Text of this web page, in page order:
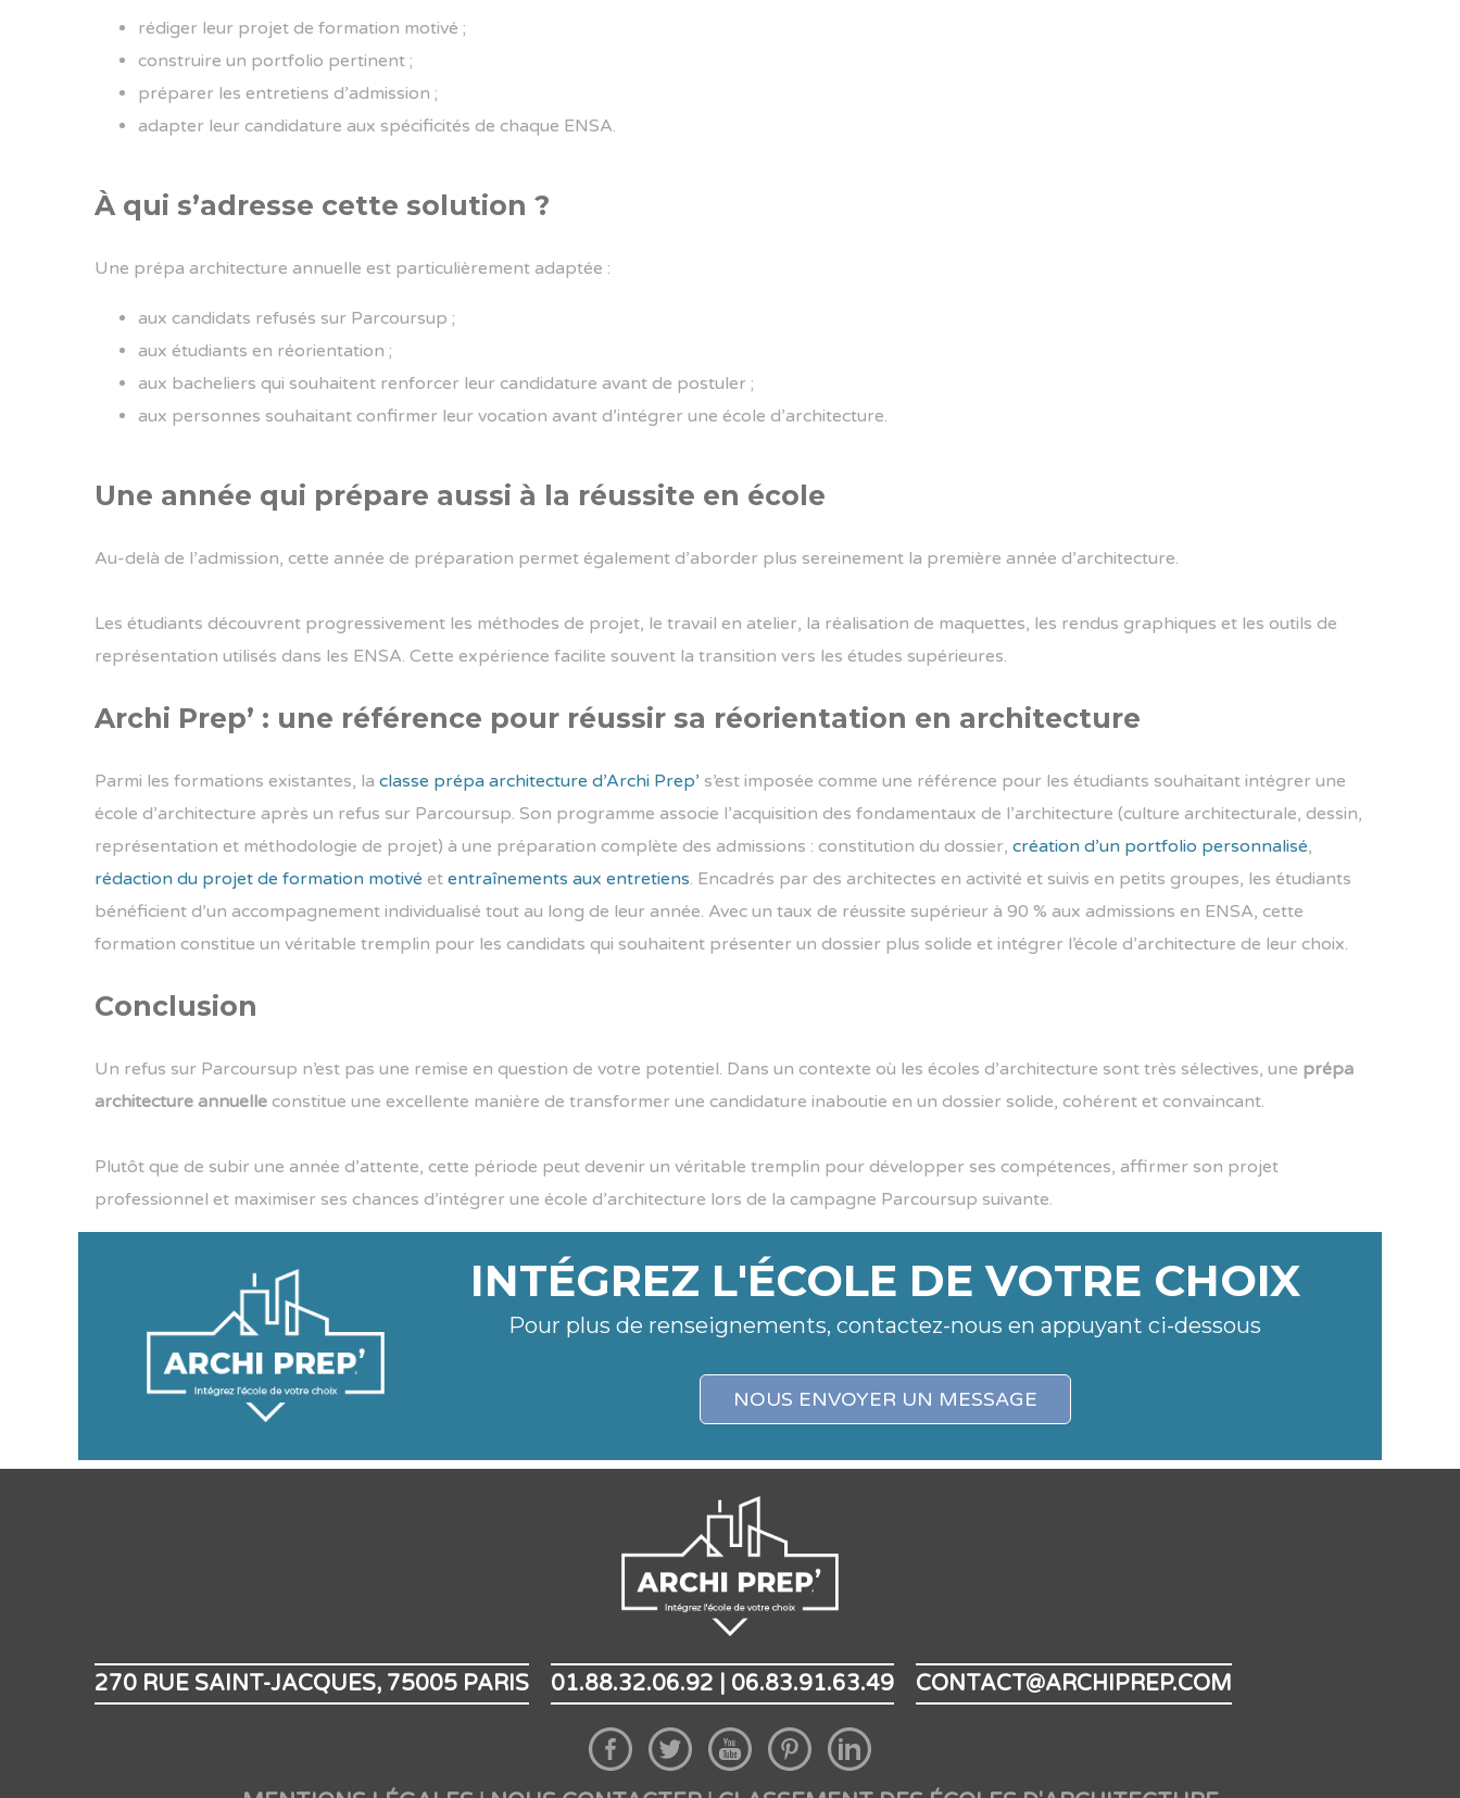
rédiger leur projet de formation motivé ;
construire un portfolio pertinent ;
préparer les entretiens d’admission ;
adapter leur candidature aux spécificités de chaque ENSA.
À qui s’adresse cette solution ?
Une prépa architecture annuelle est particulièrement adaptée :
aux candidats refusés sur Parcoursup ;
aux étudiants en réorientation ;
aux bacheliers qui souhaitent renforcer leur candidature avant de postuler ;
aux personnes souhaitant confirmer leur vocation avant d’intégrer une école d’architecture.
Une année qui prépare aussi à la réussite en école
Au-delà de l’admission, cette année de préparation permet également d’aborder plus sereinement la première année d’architecture.
Les étudiants découvrent progressivement les méthodes de projet, le travail en atelier, la réalisation de maquettes, les rendus graphiques et les outils de
représentation utilisés dans les ENSA. Cette expérience facilite souvent la transition vers les études supérieures.
Archi Prep’ : une référence pour réussir sa réorientation en architecture
Parmi les formations existantes, la classe prépa architecture d’Archi Prep’ s’est imposée comme une référence pour les étudiants souhaitant intégrer une
école d’architecture après un refus sur Parcoursup. Son programme associe l’acquisition des fondamentaux de l’architecture (culture architecturale, dessin,
représentation et méthodologie de projet) à une préparation complète des admissions : constitution du dossier, création d’un portfolio personnalisé,
rédaction du projet de formation motivé et entraînements aux entretiens. Encadrés par des architectes en activité et suivis en petits groupes, les étudiants
bénéficient d’un accompagnement individualisé tout au long de leur année. Avec un taux de réussite supérieur à 90 % aux admissions en ENSA, cette
formation constitue un véritable tremplin pour les candidats qui souhaitent présenter un dossier plus solide et intégrer l’école d’architecture de leur choix.
Conclusion
Un refus sur Parcoursup n’est pas une remise en question de votre potentiel. Dans un contexte où les écoles d’architecture sont très sélectives, une prépa
architecture annuelle constitue une excellente manière de transformer une candidature inaboutie en un dossier solide, cohérent et convaincant.
Plutôt que de subir une année d’attente, cette période peut devenir un véritable tremplin pour développer ses compétences, affirmer son projet
professionnel et maximiser ses chances d’intégrer une école d’architecture lors de la campagne Parcoursup suivante.
INTÉGREZ L'ÉCOLE DE VOTRE CHOIX
Pour plus de renseignements, contactez-nous en appuyant ci-dessous
NOUS ENVOYER UN MESSAGE
270 RUE SAINT-JACQUES, 75005 PARIS 01.88.32.06.92 | 06.83.91.63.49 CONTACT@ARCHIPREP.COM